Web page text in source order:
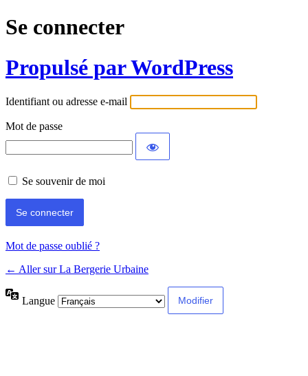
Se connecter
Propulsé par WordPress
Identifiant ou adresse e-mail
Mot de passe
Se souvenir de moi
Mot de passe oublié ?
← Aller sur La Bergerie Urbaine
Langue